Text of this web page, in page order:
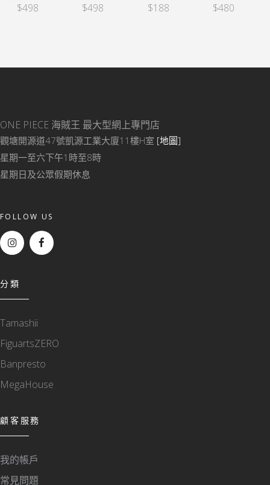
$498 $498 $188 $480
ONE PIECE 海賊王 最大型網上專門店
觀塘開源道47號凱源工業大廈11樓H室 [地圖]
星期一至六下午1時至8時
星期日及公眾假期休息
FOLLOW US
分類
Tamashii
FiguartsZERO
Banpresto
MegaHouse
顧客服務
我的帳戶
常見問題